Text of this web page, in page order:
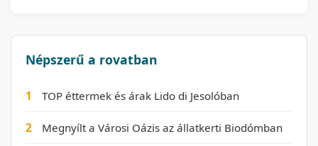
Népszerű a rovatban
1 TOP éttermek és árak Lido di Jesolóban
2 Megnyílt a Városi Oázis az állatkerti Biodómban